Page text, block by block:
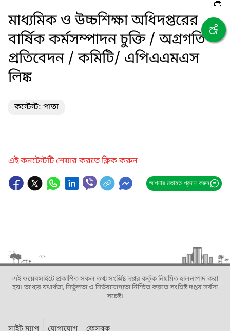
মাধ্যমিক ও উচ্চশিক্ষা অধিদপ্তরের
বার্ষিক কর্মসম্পাদন চুক্তি / অগ্রগতি
প্রতিবেদন / কমিটি/ এপিএএমএস
লিঙ্ক
কন্টেন্ট: পাতা
এই কনটেন্টটি শেয়ার করতে ক্লিক করুন
আপনার মতামত প্রদান করুন
এই ওয়েবসাইটে প্রকাশিত সকল তথ্য সংশ্লিষ্ট দপ্তর কর্তৃক নিয়মিত হালনাগাদ করা
হয়। তথ্যের যথার্থতা, নির্ভুলতা ও নির্ভরযোগ্যতা নিশ্চিত করতে সংশ্লিষ্ট দপ্তর সর্বদা
সচেষ্ট।